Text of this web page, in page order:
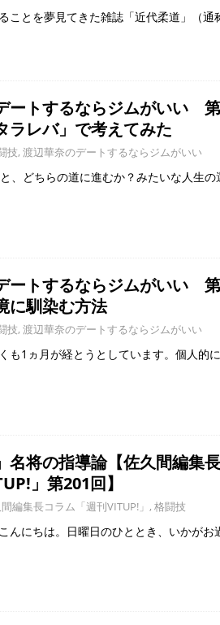
ことを夢見てきた雑誌「近代柔道」（通
ートするならジムがいい
ラレバ」で考えてみた
技, 渡辺華奈のデートするならジムがいい
、どちらの道に進むか？みたいな人生の
ートするならジムがいい
に馴染む方法
技, 渡辺華奈のデートするならジムがいい
も1ヵ月が経とうとしています。個人的
名将の指導論【佐久間編集
」第201回】
編集長コラム「週刊VITUP!」 , 格闘技
んにちは。日曜日のひととき、いかがお